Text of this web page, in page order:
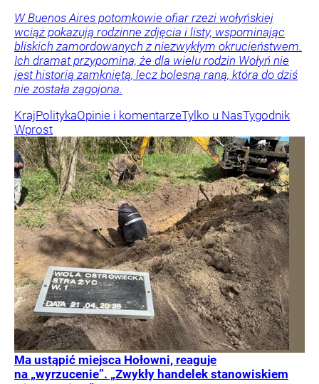
W Buenos Aires potomkowie ofiar rzezi wołyńskiej
wciąż pokazują rodzinne zdjęcia i listy, wspominając
bliskich zamordowanych z niezwykłym okrucieństwem.
Ich dramat przypomina, że dla wielu rodzin Wołyń nie
jest historią zamkniętą, lecz bolesną raną, która do dziś
nie została zagojona.
KrajPolitykaOpinie i komentarzeTylko u NasTygodnik
Wprost
Ma ustąpić miejsca Hołowni, reaguje
na „wyrzucenie”. „Zwykły handelek stanowiskiem